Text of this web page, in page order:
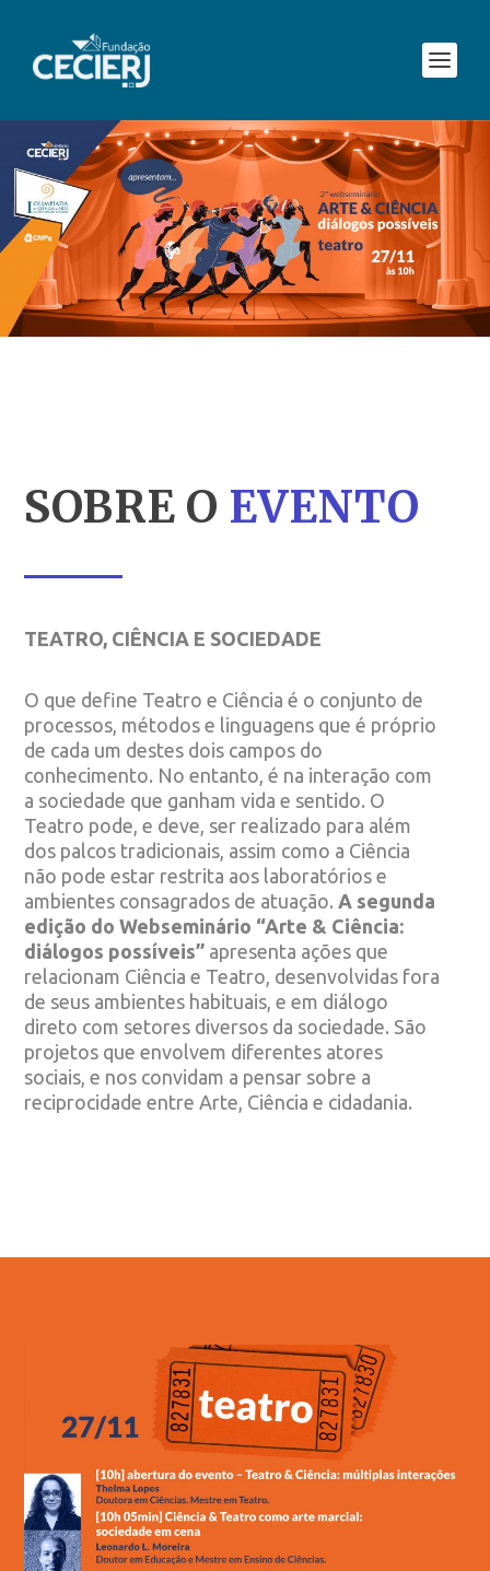
SOBRE O EVENTO
TEATRO, CIÊNCIA E SOCIEDADE
O que define Teatro e Ciência é o conjunto de
processos, métodos e linguagens que é próprio
de cada um destes dois campos do
conhecimento. No entanto, é na interação com
a sociedade que ganham vida e sentido. O
Teatro pode, e deve, ser realizado para além
dos palcos tradicionais, assim como a Ciência
não pode estar restrita aos laboratórios e
ambientes consagrados de atuação. A segunda
edição do Webseminário “Arte & Ciência:
diálogos possíveis” apresenta ações que
relacionam Ciência e Teatro, desenvolvidas fora
de seus ambientes habituais, e em diálogo
direto com setores diversos da sociedade. São
projetos que envolvem diferentes atores
sociais, e nos convidam a pensar sobre a
reciprocidade entre Arte, Ciência e cidadania.